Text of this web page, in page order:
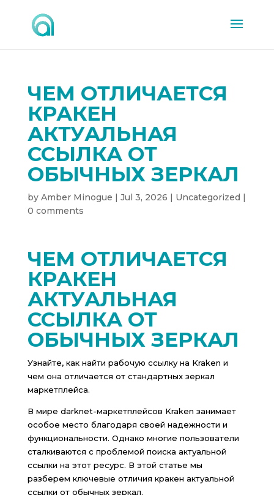
ЧЕМ ОТЛИЧАЕТСЯ
КРАКЕН
АКТУАЛЬНАЯ
ССЫЛКА ОТ
ОБЫЧНЫХ ЗЕРКАЛ
by Amber Minogue | Jul 3, 2026 | Uncategorized |
0 comments
ЧЕМ ОТЛИЧАЕТСЯ
КРАКЕН
АКТУАЛЬНАЯ
ССЫЛКА ОТ
ОБЫЧНЫХ ЗЕРКАЛ
Узнайте, как найти рабочую ссылку на Kraken и
чем она отличается от стандартных зеркал
маркетплейса.
В мире darknet-маркетплейсов Kraken занимает
особое место благодаря своей надежности и
функциональности. Однако многие пользователи
сталкиваются с проблемой поиска актуальной
ссылки на этот ресурс. В этой статье мы
разберем ключевые отличия кракен актуальной
ссылки от обычных зеркал.